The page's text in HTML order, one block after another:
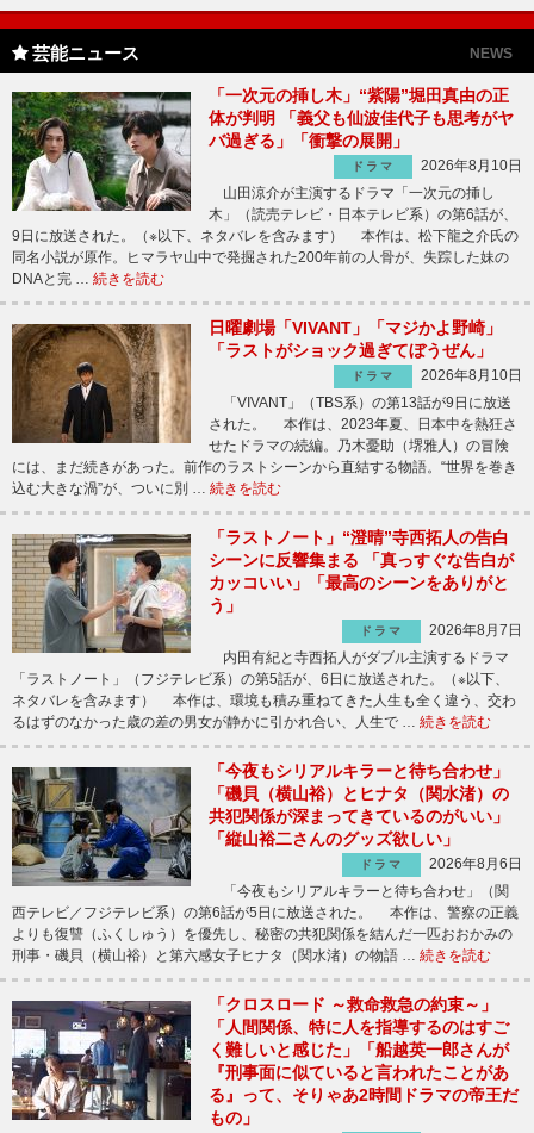
芸能ニュース NEWS
「一次元の挿し木」“紫陽”堀田真由の正
体が判明 「義父も仙波佳代子も思考がヤ
バ過ぎる」「衝撃の展開」
ドラマ
2026年8月10日
山田涼介が主演するドラマ「一次元の挿し
木」（読売テレビ・日本テレビ系）の第6話が、
9日に放送された。（※以下、ネタバレを含みます） 本作は、松下龍之介氏の
同名小説が原作。ヒマラヤ山中で発掘された200年前の人骨が、失踪した妹の
DNAと完 … 続きを読む
日曜劇場「VIVANT」「マジかよ野崎」
「ラストがショック過ぎてぼうぜん」
ドラマ
2026年8月10日
「VIVANT」（TBS系）の第13話が9日に放送
された。 本作は、2023年夏、日本中を熱狂さ
せたドラマの続編。乃木憂助（堺雅人）の冒険
には、まだ続きがあった。前作のラストシーンから直結する物語。“世界を巻き
込む大きな渦”が、ついに別 … 続きを読む
「ラストノート」“澄晴”寺西拓人の告白
シーンに反響集まる 「真っすぐな告白が
カッコいい」「最高のシーンをありがと
う」
ドラマ
2026年8月7日
内田有紀と寺西拓人がダブル主演するドラマ
「ラストノート」（フジテレビ系）の第5話が、6日に放送された。（※以下、
ネタバレを含みます） 本作は、環境も積み重ねてきた人生も全く違う、交わ
るはずのなかった歳の差の男女が静かに引かれ合い、人生で … 続きを読む
「今夜もシリアルキラーと待ち合わせ」
「磯貝（横山裕）とヒナタ（関水渚）の
共犯関係が深まってきているのがいい」
「縦山裕二さんのグッズ欲しい」
ドラマ
2026年8月6日
「今夜もシリアルキラーと待ち合わせ」（関
西テレビ／フジテレビ系）の第6話が5日に放送された。 本作は、警察の正義
よりも復讐（ふくしゅう）を優先し、秘密の共犯関係を結んだ一匹おおかみの
刑事・磯貝（横山裕）と第六感女子ヒナタ（関水渚）の物語 … 続きを読む
「クロスロード ～救命救急の約束～」
「人間関係、特に人を指導するのはすご
く難しいと感じた」「船越英一郎さんが
『刑事面に似ていると言われたことがあ
る』って、そりゃあ2時間ドラマの帝王だ
もの」